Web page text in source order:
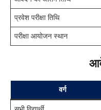
प्रवेश परीक्षा तिथि
परीक्षा आयोजन स्थान
वर्ग